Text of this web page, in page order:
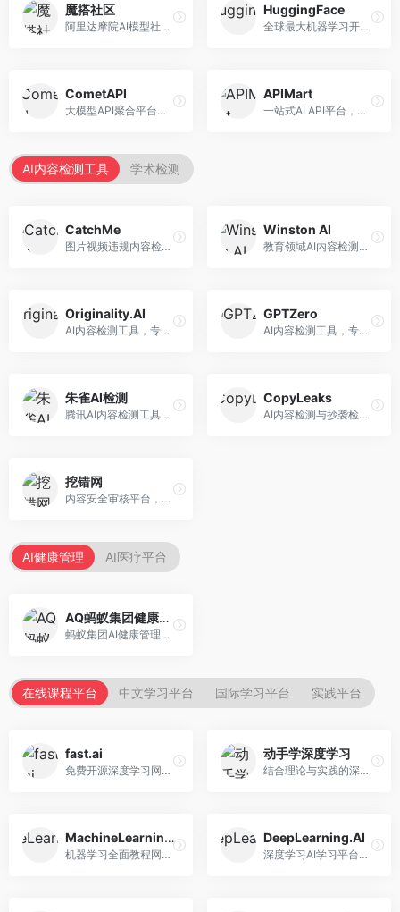
魔搭社区
阿里达摩院AI模型社区，专注于中文AI生态。面向中文开发者，提供开源模型、数据集、开发工具等资源，中文模型丰富。
HuggingFace
全球最大机器学习开源社区，整合模型库与开发工具。面向AI研究者和开发者，提供开源模型、数据集、开发工具等资源，开源生态最完善。
CometAPI
大模型API聚合平台，整合多种AI模型服务。面向开发者，提供统一接口、模型切换、监控分析等服务，API管理便捷。
APIMart
一站式AI API平台，整合多种AI服务。面向开发者，提供模型API、图像处理、语音识别等服务，API种类丰富。
AI内容检测工具 学术检测
CatchMe
图片视频违规内容检测平台，专注于视觉内容安全。面向内容平台，提供图片审核、视频审核、直播监控等服务，视觉检测专业。
Winston AI
教育领域AI内容检测平台，专注于学术诚信。面向教育机构，提供AI内容检测、抄袭检测、报告生成等服务，教育适配性强。
Originality.AI
AI内容检测工具，专注于内容原创性验证。面向内容创作者和出版商，提供AI检测、抄袭检测、批量分析等服务，检测精度高。
GPTZero
AI内容检测工具，专注于AI生成文本识别。面向教育工作者和出版商，提供文本检测、批量分析、API接口等服务，检测准确率高。
朱雀AI检测
腾讯AI内容检测工具，专注于中文内容识别。面向中文用户，提供AI内容检测、文本分析、报告生成等服务，中文检测专业。
CopyLeaks
AI内容检测与抄袭检测平台，专注于内容原创性验证。面向教育机构和出版商，提供AI检测、抄袭检测、多语言支持等服务，检测全面。
挖错网
内容安全审核平台，专注于违规内容检测。面向企业和平台，提供内容审核、敏感词检测、风险预警等服务，安全审核专业。
AI健康管理 AI医疗平台
AQ蚂蚁集团健康管家
蚂蚁集团AI健康管理服务，专注于个人健康监测。面向个人用户，提供健康评估、慢病管理、健康建议等服务，健康管理便捷。
在线课程平台 中文学习平台 国际学习平台 实践平台
fast.ai
免费开源深度学习网站，专注于实用AI教学。面向开发者，提供免费深度学习课程、实战项目、代码库等资源，学习门槛低。
动手学深度学习
结合理论与实践的深度学习教材，专注于代码驱动学习。面向学生和开发者，提供深度学习理论、代码实现、练习题等资源，学习体验好。
MachineLearningMastery
机器学习全面教程网站，专注于实用技能教学。面向开发者，提供机器学习算法、Python实现、项目实战等教程，实用性强。
DeepLearning.AI
深度学习AI学习平台，由吴恩达创立。面向AI学习者，提供深度学习专项课程、AI新闻、技术社区等资源，课程质量权威。